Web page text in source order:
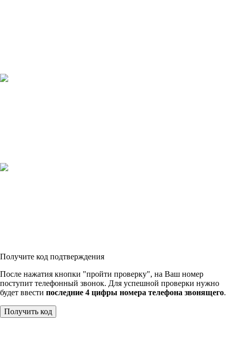
Получите код подтверждения
После нажатия кнопки "пройти проверку", на Ваш номер
поступит телефонный звонок. Для успешной проверки нужно
будет ввести последние 4 цифры номера телефона звонящего.
Получить код